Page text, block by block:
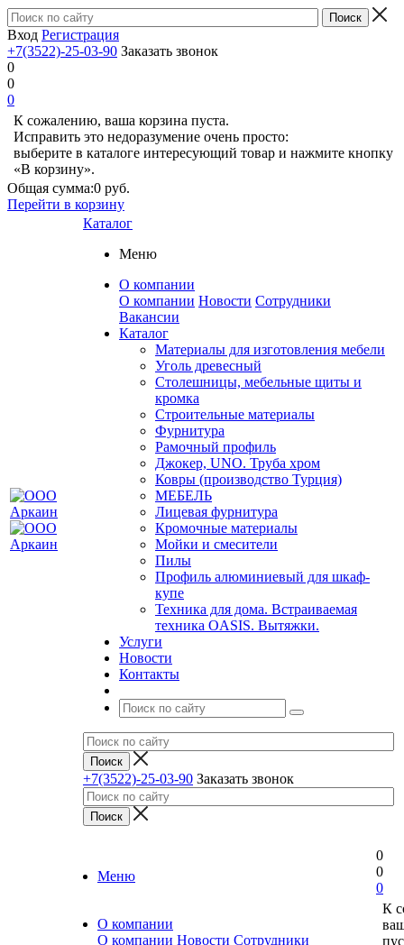
Вход Регистрация
+7(3522)-25-03-90 Заказать звонок
0
0
0
К сожалению, ваша корзина пуста.
Исправить это недоразумение очень просто:
выберите в каталоге интересующий товар и нажмите кнопку
«В корзину».
Общая сумма:0 руб.
Перейти в корзину
Каталог
Меню
О компании
О компании Новости Сотрудники
Вакансии
Каталог
Материалы для изготовления мебели
Уголь древесный
Столешницы, мебельные щиты и
кромка
Строительные материалы
Фурнитура
Рамочный профиль
Джокер, UNO. Труба хром
Ковры (производство Турция)
МЕБЕЛЬ
Лицевая фурнитура
Кромочные материалы
Мойки и смесители
Пилы
Профиль алюминиевый для шкаф-
купе
Техника для дома. Встраиваемая
техника OASIS. Вытяжки.
Услуги
Новости
Контакты
+7(3522)-25-03-90 Заказать звонок
Меню
О компании
О компании Новости Сотрудники
0
0
0
К